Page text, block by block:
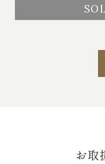
お取